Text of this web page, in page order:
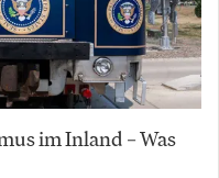
im Inland – Was